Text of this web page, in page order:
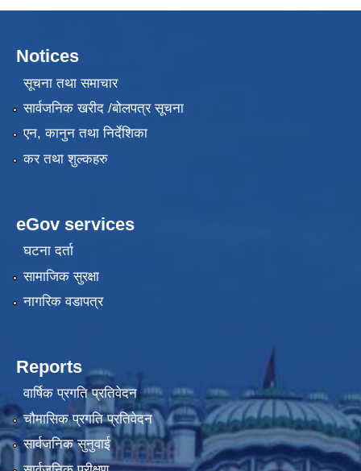
Notices
सूचना तथा समाचार
सार्वजनिक खरीद /बोलपत्र सूचना
एन, कानुन तथा निर्देशिका
कर तथा शुल्कहरु
eGov services
घटना दर्ता
सामाजिक सुरक्षा
नागरिक वडापत्र
Reports
वार्षिक प्रगति प्रतिवेदन
चौमासिक प्रगति प्रतिवेदन
सार्वजनिक सुनुवाई